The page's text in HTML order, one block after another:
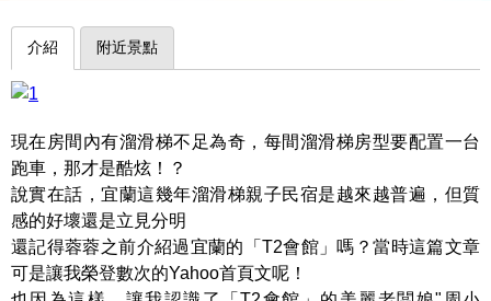
介紹 附近景點
現在房間內有溜滑梯不足為奇，每間溜滑梯房型要配置一台
跑車，那才是酷炫！？
說實在話，宜蘭這幾年溜滑梯親子民宿是越來越普遍，但質
感的好壞還是立見分明
還記得蓉蓉之前介紹過宜蘭的「T2會館」嗎？當時這篇文章
可是讓我榮登數次的Yahoo首頁文呢！